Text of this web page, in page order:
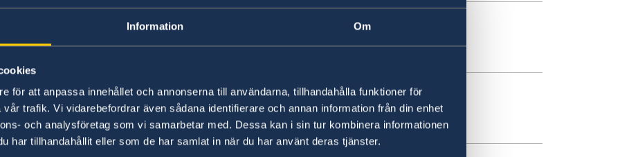
Information Om
för att anpassa innehållet och annonserna till användarna, tillhandahålla funktioner för
trafik. Vi vidarebefordrar även sådana identifierare och annan information från din enhet
och analysföretag som vi samarbetar med. Dessa kan i sin tur kombinera informationen
har tillhandahållit eller som de har samlat in när du har använt deras tjänster.
10 dec. 2021
Nya ansökningsavgifter från 13 december 2021
Ambassaden stängd 8 december 2021